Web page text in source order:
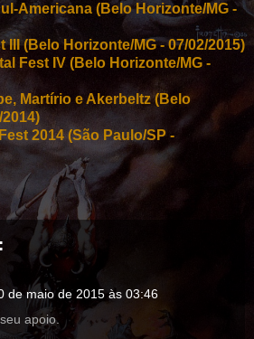
Americana (Belo Horizonte/MG -
III (Belo Horizonte/MG - 07/02/2015)
Fest IV (Belo Horizonte/MG -
Martírio e Akerbeltz (Belo
2014 (São Paulo/SP -
de maio de 2015 às 03:46
apoio.